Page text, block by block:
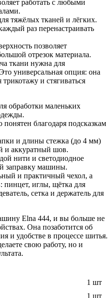
работать с любыми
тяжёлых тканей и лёгких.
раз перенастраивать
позволяет
отрезок материала.
ткани нужна для
универсальная опция: она
и стягиваться
обработки маленьких
благодаря подсказкам
и длины стежка (до 4 мм)
и аккуратный шов.
нити и светодиодное
заправку машины.
и практичный чехол, а
пинцет, иглы, щётка для
сетка и держатель для
Elna 444, и вы больше не
Она позаботится об
и удобстве в процессе шитья.
свою работу, но и
1 шт
1 шт